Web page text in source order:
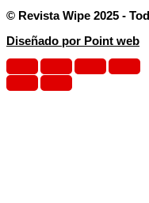
© Revista Wipe 2025 -
Diseñado por Point web